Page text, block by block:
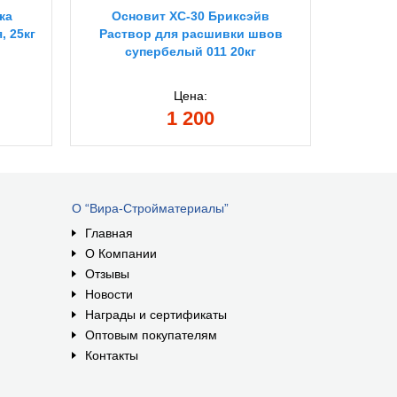
25кг
Основит XC-30 Бриксэйв
Раствор для расшивки швов
супербелый 011 20кг
Цена:
1 200
О “Вира-Стройматериалы”
Главная
О Компании
Отзывы
Новости
Награды и сертификаты
Оптовым покупателям
Контакты